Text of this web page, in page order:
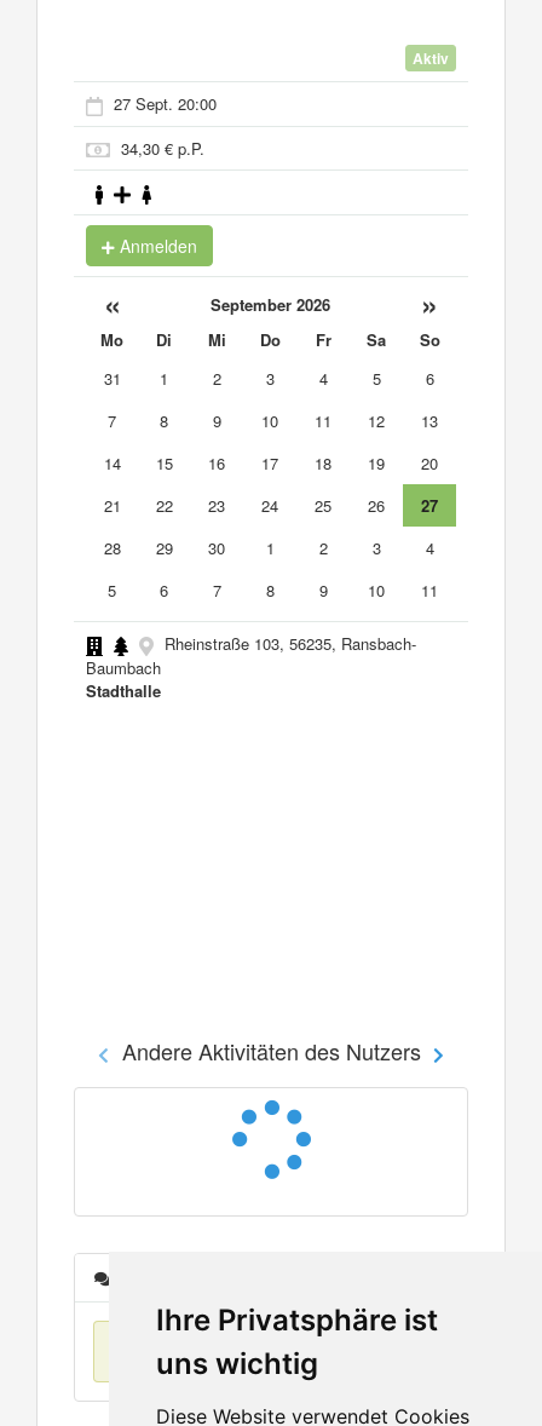
Ihre Privatsphäre ist
uns wichtig
Diese Website verwendet Cookies
Aktiv
27 Sept. 20:00
34,30 € p.P.
Anmelden
« September 2026 »
Mo Di Mi Do Fr Sa
So
31
1 2 3 4 5
6
7
8 9 10 11 12
13
14
15 16 17 18 19
20
21
22 23 24 25 26
27
28
29 30 1 2 3
4
5
6 7 8 9 10 11
Rheinstraße 103, 56235, Ransbach-
Baumbach
Stadthalle
Andere Aktivitäten des Nutzers
Keine Einträge